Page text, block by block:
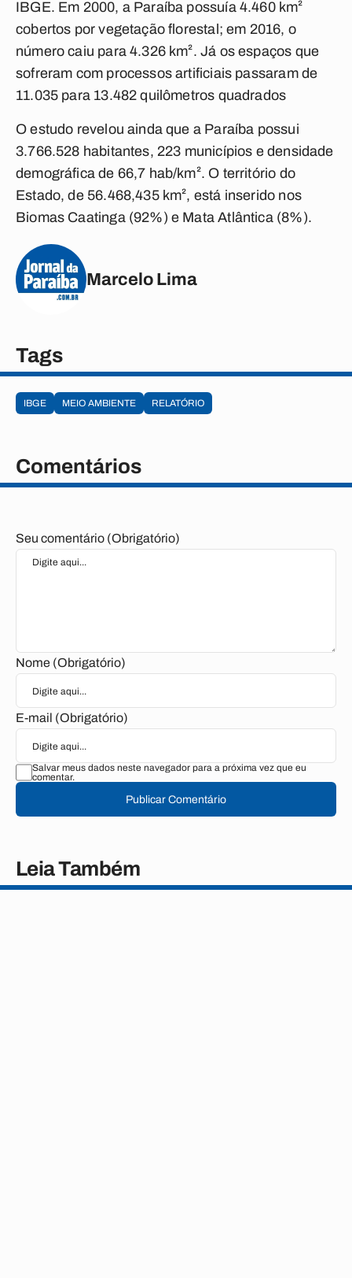
IBGE. Em 2000, a Paraíba possuía 4.460 km²
cobertos por vegetação florestal; em 2016, o
número caiu para 4.326 km². Já os espaços que
sofreram com processos artificiais passaram de
11.035 para 13.482 quilômetros quadrados
O estudo revelou ainda que a Paraíba possui
3.766.528 habitantes, 223 municípios e densidade
demográfica de 66,7 hab/km². O território do
Estado, de 56.468,435 km², está inserido nos
Biomas Caatinga (92%) e Mata Atlântica (8%).
Marcelo Lima
Tags
IBGE MEIO AMBIENTE RELATÓRIO
Comentários
Seu comentário (Obrigatório)
Nome (Obrigatório)
E-mail (Obrigatório)
Salvar meus dados neste navegador para a próxima vez que eu
comentar.
Publicar Comentário
Leia Também